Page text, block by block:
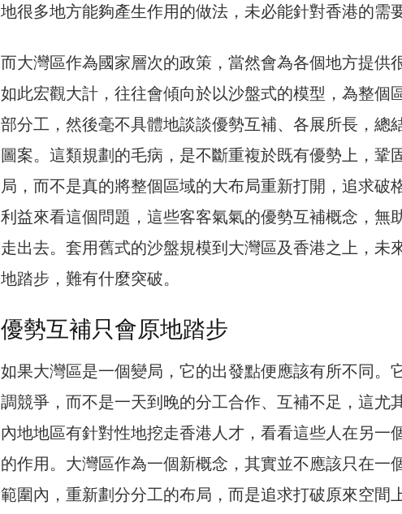
地很多地方能夠產生作用的做法，未必能針對香港的需要
而大灣區作為國家層次的政策，當然會為各個地方提供
如此宏觀大計，往往會傾向於以沙盤式的模型，為整個
部分工，然後毫不具體地談談優勢互補、各展所長，總
圖案。這類規劃的毛病，是不斷重複於既有優勢上，鞏
局，而不是真的將整個區域的大布局重新打開，追求破
利益來看這個問題，這些客客氣氣的優勢互補概念，無
走出去。套用舊式的沙盤規模到大灣區及香港之上，未
地踏步，難有什麼突破。
優勢互補只會原地踏步
如果大灣區是一個變局，它的出發點便應該有所不同。
調競爭，而不是一天到晚的分工合作、互補不足，這尤
內地地區有針對性地挖走香港人才，看看這些人在另一
的作用。大灣區作為一個新概念，其實並不應該只在一
範圍內，重新劃分分工的布局，而是追求打破原來空間